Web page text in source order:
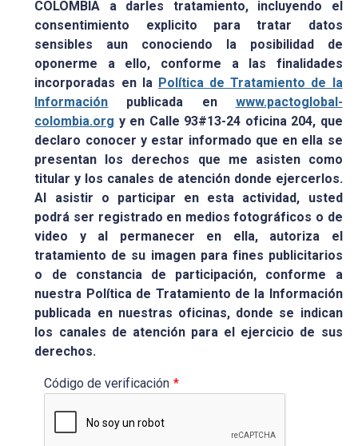
COLOMBIA a darles tratamiento, incluyendo el
consentimiento explicito para tratar datos
sensibles aun conociendo la posibilidad de
oponerme a ello, conforme a las finalidades
incorporadas en la Política de Tratamiento de la
Información publicada en www.pactoglobal-
colombia.org y en Calle 93#13-24 oficina 204, que
declaro conocer y estar informado que en ella se
presentan los derechos que me asisten como
titular y los canales de atención donde ejercerlos.
Al asistir o participar en esta actividad, usted
podrá ser registrado en medios fotográficos o de
video y al permanecer en ella, autoriza el
tratamiento de su imagen para fines publicitarios
o de constancia de participación, conforme a
nuestra Política de Tratamiento de la Información
publicada en nuestras oficinas, donde se indican
los canales de atención para el ejercicio de sus
derechos.
Código de verificación *